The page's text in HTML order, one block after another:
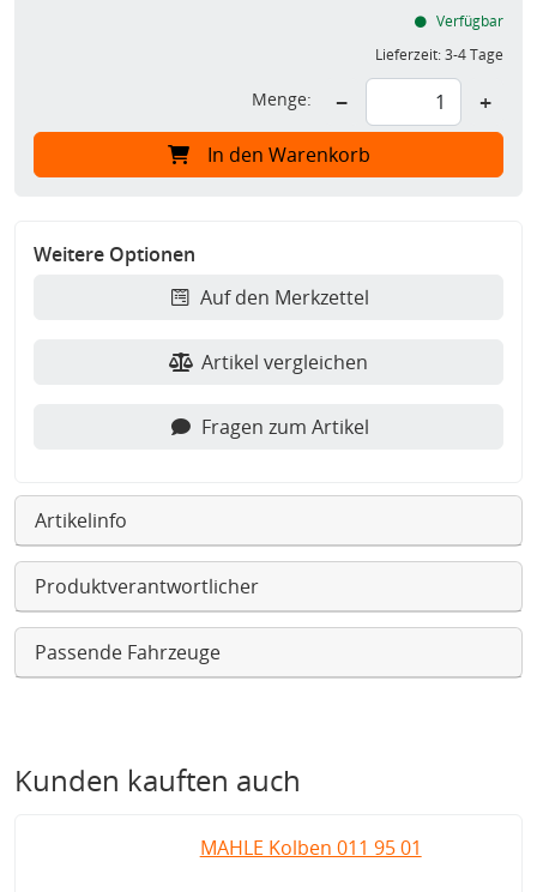
Verfügbar
Lieferzeit:3-4 Tage
Menge: − +
In den Warenkorb
Weitere Optionen
Auf den Merkzettel
Artikel vergleichen
Fragen zum Artikel
Artikelinfo
Produktverantwortlicher
Passende Fahrzeuge
Kunden kauften auch
MAHLE Kolben 011 95 01